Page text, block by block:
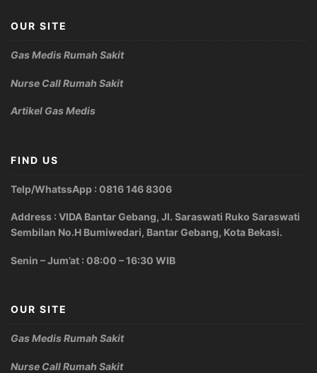
OUR SITE
Gas Medis Rumah Sakit
Nurse Call Rumah Sakit
Artikel Gas Medis
FIND US
Telp/WhatssApp : 0816 146 8306
Address : VIDA Bantar Gebang, Jl. Saraswati Ruko Saraswati
Sembilan No.H Bumiwedari, Bantar Gebang, Kota Bekasi.
Senin – Jum’at : 08:00 – 16:30 WIB
OUR SITE
Gas Medis Rumah Sakit
Nurse Call Rumah Sakit